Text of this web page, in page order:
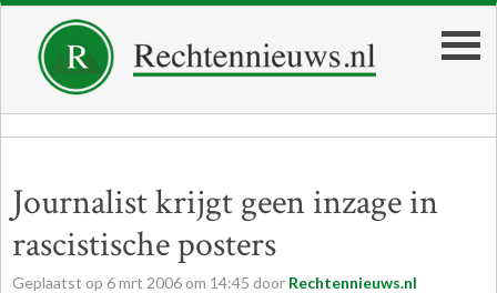
Journalist krijgt geen inzage in
rascistische posters
Geplaatst op 6mrt 2006 om 14:45 door Rechtennieuws.nl